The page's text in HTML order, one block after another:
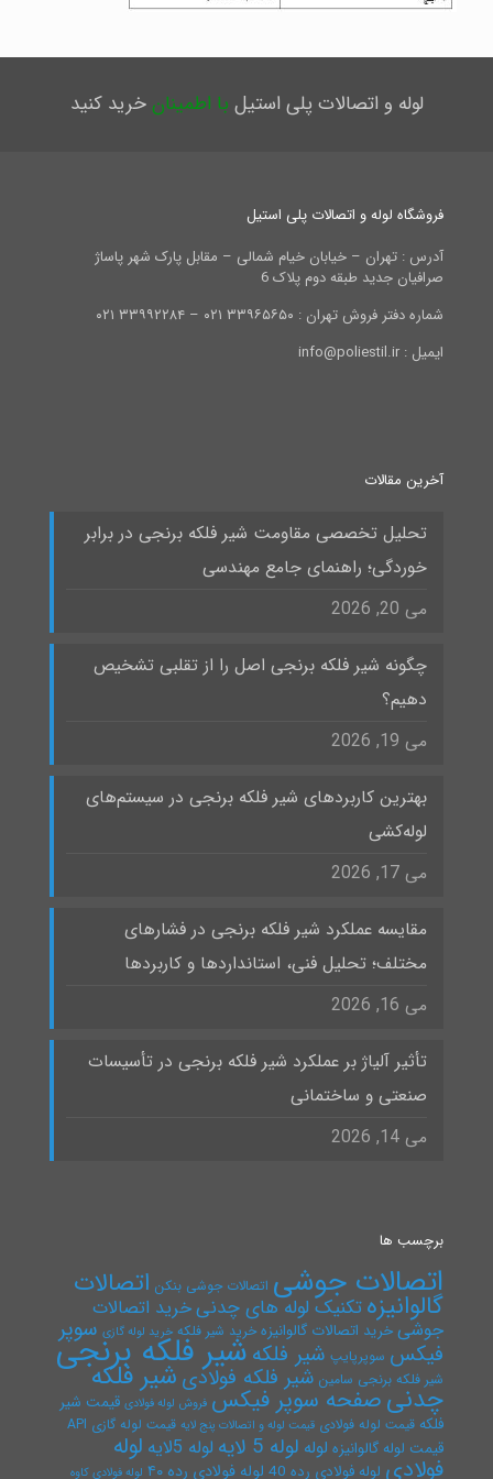
لوله و اتصالات پلی استیل با اطمینانخرید کنید
فروشگاه لوله و اتصالات پلی استیل
آدرس : تهران – خیابان خیام شمالی – مقابل پارک شهر پاساژ
صرافیان جدید طبقه دوم پلاک 6
شماره دفتر فروش تهران : ۳۳۹۶۵۶۵۰ ۰۲۱ – ۳۳۹۹۲۲۸۴ ۰۲۱
ایمیل : info@poliestil.ir
آخرین مقالات
تحلیل تخصصی مقاومت شیر فلکه برنجی در برابر
خوردگی؛ راهنمای جامع مهندسی
می 20, 2026
چگونه شیر فلکه برنجی اصل را از تقلبی تشخیص
دهیم؟
می 19, 2026
بهترین کاربردهای شیر فلکه برنجی در سیستم‌های
لوله‌کشی
می 17, 2026
مقایسه عملکرد شیر فلکه برنجی در فشارهای
مختلف؛ تحلیل فنی، استانداردها و کاربردها
می 16, 2026
تأثیر آلیاژ بر عملکرد شیر فلکه برنجی در تأسیسات
صنعتی و ساختمانی
می 14, 2026
برچسب ها
اتصالات جوشی اتصالات جوشی بنکن اتصالات
گالوانیزهتکنیک لوله های چدنیخرید اتصالات
جوشیخرید اتصالات گالوانیزه خرید شیر فلکه خرید لوله گازی سوپر
فیکس سوپرپایپ شیر فلکه شیر فلکه برنجی
شیر فلکه برنجی سامین شیر فلکه فولادی شیر فلکه
چدنیصفحه سوپر فیکس فروش لوله فولادی قیمت شیر
فلکه قیمت لوله فولادی قیمت لوله و اتصالات پنج لایه قیمت لوله گازی API
قیمت لوله گالوانیزه لوله لوله 5 لایه لوله 5لایه لوله
فولادی لوله فولادی رده 40 لوله فولادی رده ۴۰ لوله فولادی کاوه